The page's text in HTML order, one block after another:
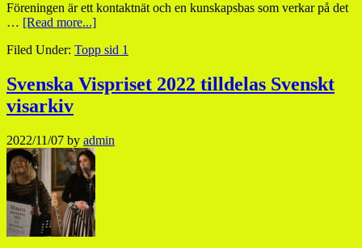
Föreningen är ett kontaktnät och en kunskapsbas som verkar på det
… [Read more...]
Filed Under: Topp sid 1
Svenska Vispriset 2022 tilldelas Svenskt
visarkiv
2022/11/07 by admin